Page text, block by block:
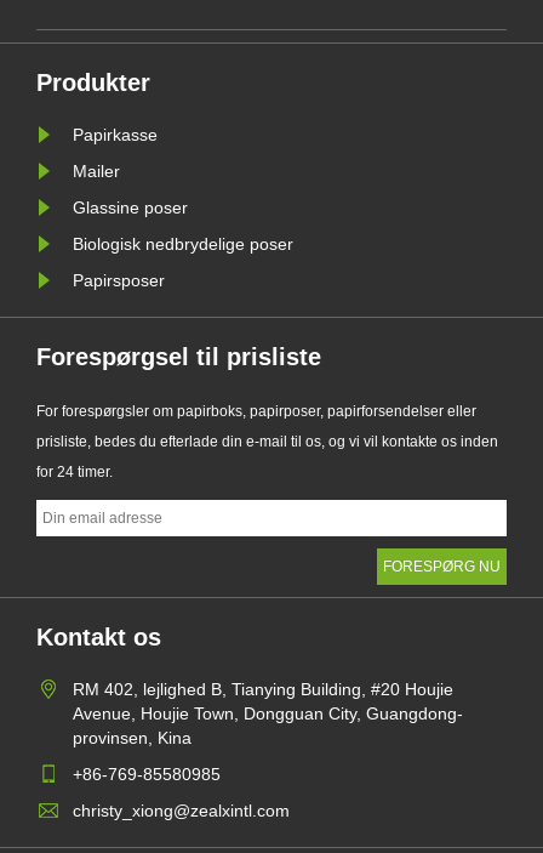
Glassine Paper Bag-serie. Designet
Produkter
Papirkasse
Mailer
Glassine poser
Biologisk nedbrydelige poser
Papirsposer
Forespørgsel til prisliste
For forespørgsler om papirboks, papirposer, papirforsendelser eller
prisliste, bedes du efterlade din e-mail til os, og vi vil kontakte os inden
for 24 timer.
Kontakt os
RM 402, lejlighed B, Tianying Building, #20 Houjie
Avenue, Houjie Town, Dongguan City, Guangdong-
provinsen, Kina
+86-769-85580985
christy_xiong@zealxintl.com